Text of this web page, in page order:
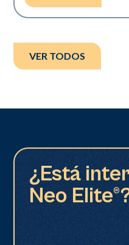
VER TODOS
¿Está
Neo